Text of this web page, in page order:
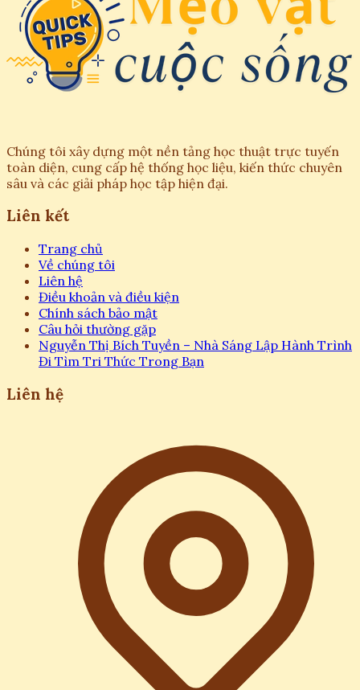
Chúng tôi xây dựng một nền tảng học thuật trực tuyến
toàn diện, cung cấp hệ thống học liệu, kiến thức chuyên
sâu và các giải pháp học tập hiện đại.
Liên kết
Trang chủ
Về chúng tôi
Liên hệ
Điều khoản và điều kiện
Chính sách bảo mật
Câu hỏi thường gặp
Nguyễn Thị Bích Tuyền – Nhà Sáng Lập Hành Trình
Đi Tìm Tri Thức Trong Bạn
Liên hệ